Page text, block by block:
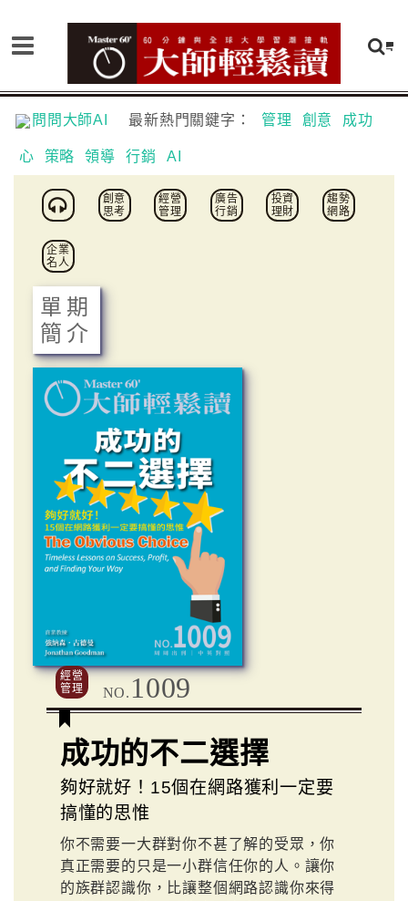
問問大師AI 最新熱門關鍵字： 管理 創意 成功
心 策略 領導 行銷 AI
創意
思考
經營
管理
廣告
行銷
投資
理財
趨勢
網路
企業
名人
單期
簡介
經營
管理
NO. 1009
成功的不二選擇
夠好就好！15個在網路獲利一定要
搞懂的思惟
你不需要一大群對你不甚了解的受眾，你
真正需要的只是一小群信任你的人。讓你
的族群認識你，比讓整個網路認識你來得